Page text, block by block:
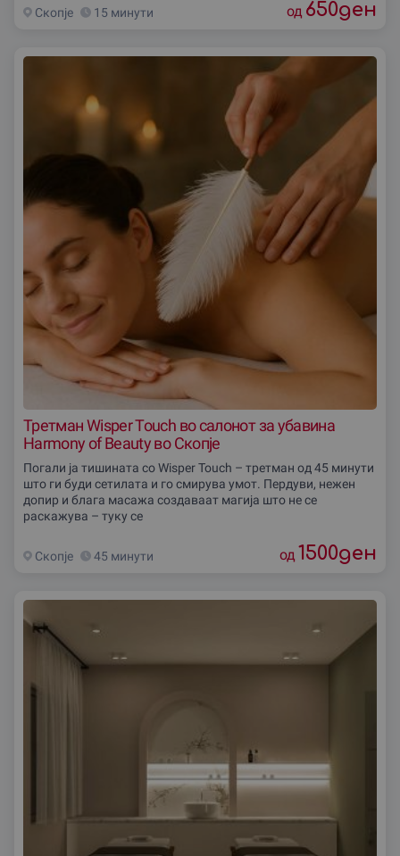
Скопjе 15 минути од 650ден
Третман Wisper Touch во салонот за убавина
Harmony of Beauty во Скопје
Погали ја тишината со Wisper Touch – третман од 45 минути
што ги буди сетилата и го смирува умот. Пердуви, нежен
допир и блага масажа создаваат магија што не се
раскажува – туку се
Скопjе 45 минути од 1500ден